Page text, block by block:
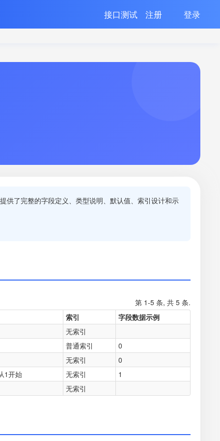
接口测试 注册 登录
供了完整的字段定义、类型说明、默认值、索引设计和示
第 1-5 条, 共 5 条.
索引
字段数据示例
无索引
普通索引
0
无索引
0
1开始
无索引
1
无索引